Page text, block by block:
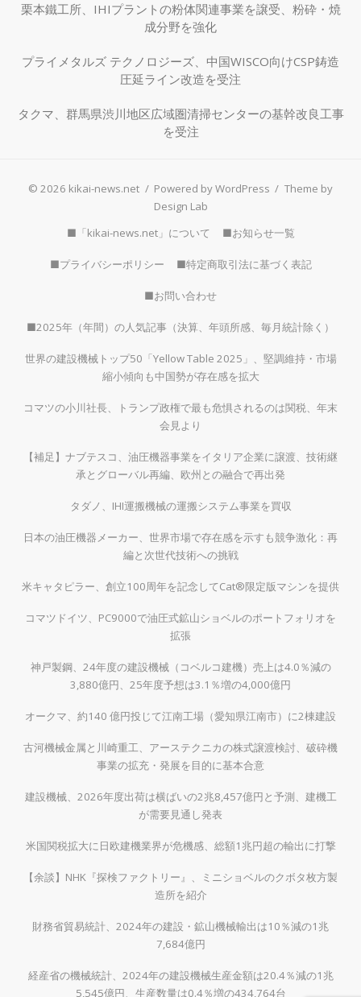
栗本鐵工所、IHIプラントの粉体関連事業を譲受、粉砕・焼
成分野を強化
プライメタルズ テクノロジーズ、中国WISCO向けCSP鋳造
圧延ライン改造を受注
タクマ、群馬県渋川地区広域圏清掃センターの基幹改良工事
を受注
© 2026 kikai-news.net / Powered by WordPress / Theme by
Design Lab
■「kikai-news.net」について
■お知らせ一覧
■プライバシーポリシー ■特定商取引法に基づく表記
■お問い合わせ
■2025年（年間）の人気記事（決算、年頭所感、毎月統計除く）
世界の建設機械トップ50「Yellow Table 2025」、堅調維持・市場
縮小傾向も中国勢が存在感を拡大
コマツの小川社長、トランプ政権で最も危惧されるのは関税、年末
会見より
【補足】ナブテスコ、油圧機器事業をイタリア企業に譲渡、技術継
承とグローバル再編、欧州との融合で再出発
タダノ、IHI運搬機械の運搬システム事業を買収
日本の油圧機器メーカー、世界市場で存在感を示すも競争激化：再
編と次世代技術への挑戦
米キャタピラー、創立100周年を記念してCat®限定版マシンを提供
コマツドイツ、PC9000で油圧式鉱山ショベルのポートフォリオを
拡張
神戸製鋼、24年度の建設機械（コベルコ建機）売上は4.0％減の
3,880億円、25年度予想は3.1％増の4,000億円
オークマ、約140 億円投じて江南工場（愛知県江南市）に2棟建設
古河機械金属と川崎重工、アーステクニカの株式譲渡検討、破砕機
事業の拡充・発展を目的に基本合意
建設機械、2026年度出荷は横ばいの2兆8,457億円と予測、建機工
が需要見通し発表
米国関税拡大に日欧建機業界が危機感、総額1兆円超の輸出に打撃
【余談】NHK『探検ファクトリー』、ミニショベルのクボタ枚方製
造所を紹介
財務省貿易統計、2024年の建設・鉱山機械輸出は10％減の1兆
7,684億円
経産省の機械統計、2024年の建設機械生産金額は20.4％減の1兆
5,545億円、生産数量は0.4％増の434,764台